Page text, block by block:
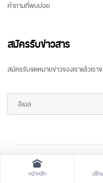
คำถามที่พบบ่อย
สมัครรับข่าวสาร
สมัครรับจดหมายข่าวของเราแล้วเร
Copyright © 2026 All
หน้าหลัก ปรึก